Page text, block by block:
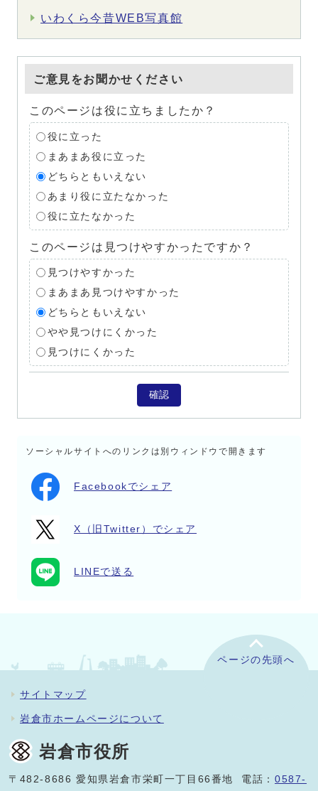
いわくら今昔WEB写真館
ご意見をお聞かせください
このページは役に立ちましたか？
役に立った
まあまあ役に立った
どちらともいえない
あまり役に立たなかった
役に立たなかった
このページは見つけやすかったですか？
見つけやすかった
まあまあ見つけやすかった
どちらともいえない
やや見つけにくかった
見つけにくかった
確認
ソーシャルサイトへのリンクは別ウィンドウで開きます
Facebookでシェア
X（旧Twitter）でシェア
LINEで送る
ページの先頭へ
サイトマップ
岩倉市ホームページについて
岩倉市役所
〒482-8686 愛知県岩倉市栄町一丁目66番地 電話：0587-